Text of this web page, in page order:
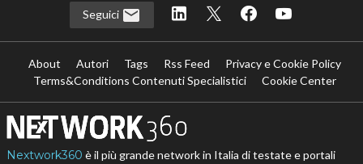
Seguici
About Autori Tags Rss Feed
Privacy e Cookie Policy
Terms&Conditions Contenuti Specialistici
Cookie Center
Nextwork360 è il più grande network in Italia di testate e portali